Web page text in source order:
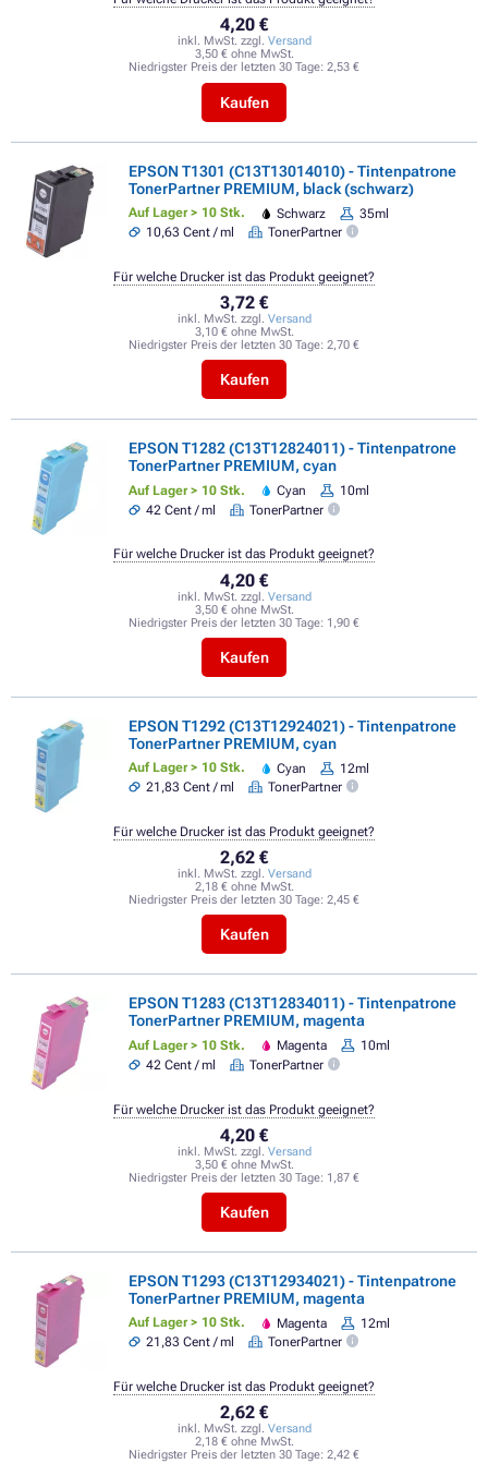
4,20 €
inkl. MwSt. zzgl. Versand
3,50 € ohne MwSt.
Niedrigster Preis der letzten 30 Tage: 2,53 €
Kaufen
EPSON T1301 (C13T13014010) - Tintenpatrone
TonerPartner PREMIUM, black (schwarz)
Auf Lager > 10 Stk. Schwarz
35ml
10,63 Cent / ml
TonerPartner
3,72 €
inkl. MwSt. zzgl. Versand
3,10 € ohne MwSt.
Niedrigster Preis der letzten 30 Tage: 2,70 €
Kaufen
Für welche Drucker ist das Produkt geeignet?
EPSON T1282 (C13T12824011) - Tintenpatrone
TonerPartner PREMIUM, cyan
Auf Lager > 10 Stk. Cyan
10ml
42 Cent / ml
TonerPartner
4,20 €
inkl. MwSt. zzgl. Versand
3,50 € ohne MwSt.
Niedrigster Preis der letzten 30 Tage: 1,90 €
Kaufen
Für welche Drucker ist das Produkt geeignet?
EPSON T1292 (C13T12924021) - Tintenpatrone
TonerPartner PREMIUM, cyan
Auf Lager > 10 Stk. Cyan
12ml
21,83 Cent / ml
TonerPartner
2,62 €
inkl. MwSt. zzgl. Versand
2,18 € ohne MwSt.
Niedrigster Preis der letzten 30 Tage: 2,45 €
Kaufen
Für welche Drucker ist das Produkt geeignet?
EPSON T1283 (C13T12834011) - Tintenpatrone
TonerPartner PREMIUM, magenta
Auf Lager > 10 Stk. Magenta
10ml
42 Cent / ml
TonerPartner
4,20 €
inkl. MwSt. zzgl. Versand
3,50 € ohne MwSt.
Niedrigster Preis der letzten 30 Tage: 1,87 €
Kaufen
Für welche Drucker ist das Produkt geeignet?
EPSON T1293 (C13T12934021) - Tintenpatrone
TonerPartner PREMIUM, magenta
Auf Lager > 10 Stk. Magenta
12ml
21,83 Cent / ml
TonerPartner
2,62 €
inkl. MwSt. zzgl. Versand
2,18 € ohne MwSt.
Niedrigster Preis der letzten 30 Tage: 2,42 €
Für welche Drucker ist das Produkt geeignet?